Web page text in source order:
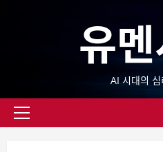
유
AI 시대의 심
Primary